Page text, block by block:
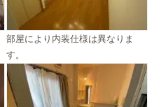
部屋により内装仕様は異なりま
す。